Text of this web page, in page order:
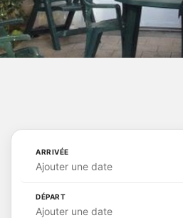
ARRIVÉE
Ajouter une date
DÉPART
Ajouter une date